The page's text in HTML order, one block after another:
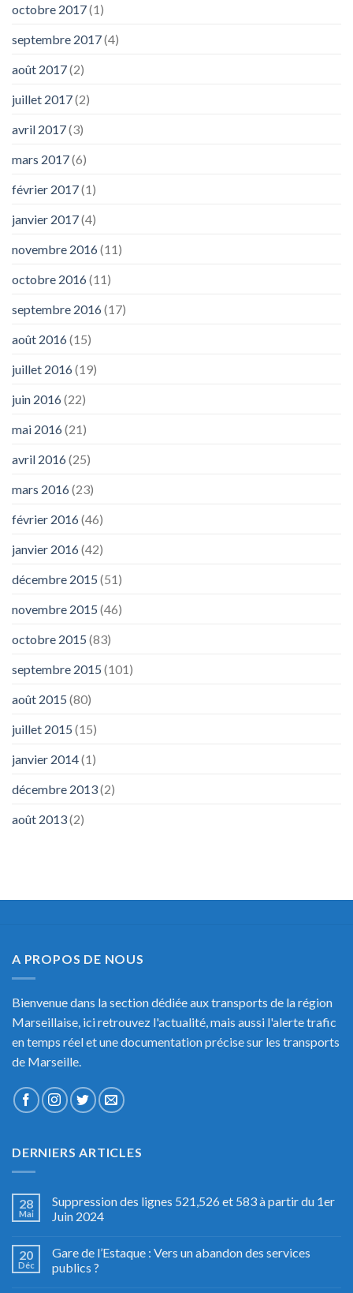
octobre 2017(1)
septembre 2017(4)
août 2017(2)
juillet 2017(2)
avril 2017(3)
mars 2017(6)
février 2017(1)
janvier 2017(4)
novembre 2016(11)
octobre 2016(11)
septembre 2016(17)
août 2016(15)
juillet 2016(19)
juin 2016(22)
mai 2016(21)
avril 2016(25)
mars 2016(23)
février 2016(46)
janvier 2016(42)
décembre 2015 (51)
novembre 2015 (46)
octobre 2015 (83)
septembre 2015 (101)
août 2015 (80)
juillet 2015 (15)
janvier 2014(1)
décembre 2013(2)
août 2013(2)
A PROPOS DE NOUS
Bienvenue dans la section dédiée aux transports de la région
Marseillaise, ici retrouvez l'actualité, mais aussi l'alerte trafic
en temps réel et une documentation précise sur les transports
de Marseille.
DERNIERS ARTICLES
28
Mai
Suppression des lignes 521,526 et 583 à partir du 1er
Juin 2024
20
Déc
Gare de l’Estaque : Vers un abandon des services
publics ?